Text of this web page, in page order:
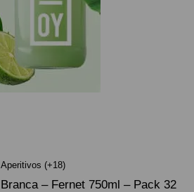
Aperitivos (+18)
Branca – Fernet 750ml – Pack 32